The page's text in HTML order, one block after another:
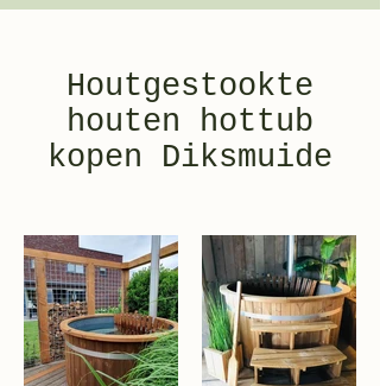
Houtgestookte
houten hottub
kopen Diksmuide